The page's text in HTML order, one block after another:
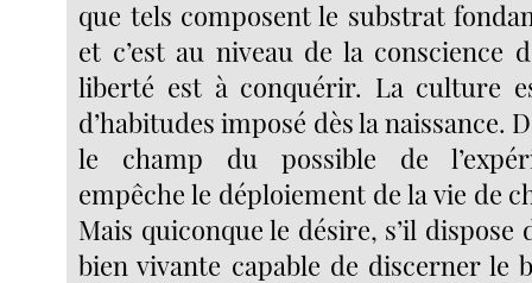
que tels composent le substrat
et c’est au niveau de la conscience
liberté est à conquérir. La culture
d’habitudes imposé dès la naissance.
le champ du possible de
empêche le déploiement de la vie de
Mais quiconque le désire, s’il dispose
bien vivante capable de discerner le